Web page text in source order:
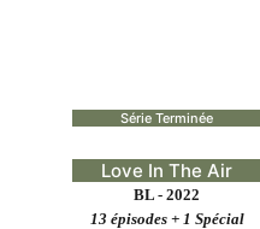
Série Terminée
Love In The Air
BL - 2022
13 épisodes + 1 Spécial